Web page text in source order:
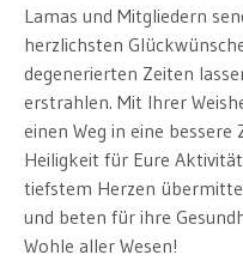
Lamas und Mitgliedern
herzlichsten
degenerierten Zeiten
erstrahlen. Mit Ihrer
einen Weg in eine
Heiligkeit für Eure
tiefstem Herzen
und beten für ihre
Wohle aller Wesen!